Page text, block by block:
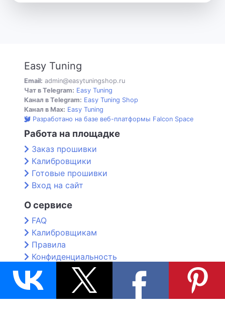
Easy Tuning
Email: admin@easytuningshop.ru
Чат в Telegram: Easy Tuning
Канал в Telegram: Easy Tuning Shop
Канал в Max: Easy Tuning
Разработано на базе веб-платформы Falcon Space
Работа на площадке
Заказ прошивки
Калибровщики
Готовые прошивки
Вход на сайт
О сервисе
FAQ
Калибровщикам
Правила
Конфиденциальность
Контакты